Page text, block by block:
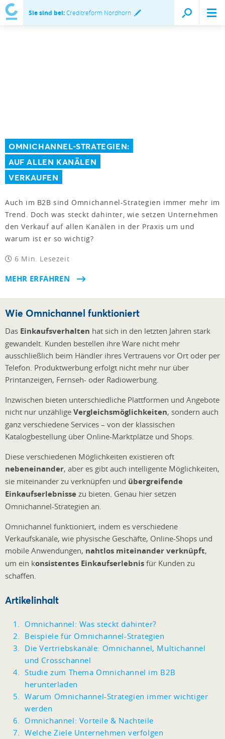
Sie sind bei:Creditreform Nordhorn
OMNICHANNEL-STRATEGIEN:
AUF ALLEN KANÄLEN
VERKAUFEN
Auch im B2B sind Omnichannel-Strategien immer mehr im
Trend. Doch was steckt dahinter, wie setzen Unternehmen
den Verkauf auf allen Kanälen in der Praxis um und
warum ist er so wichtig?
6 Min. Lesezeit
MEHR ERFAHREN
Wie Omnichannel funktioniert
Das Einkaufsverhalten hat sich in den letzten Jahren stark
gewandelt. Kunden bestellen ihre Ware nicht mehr
ausschließlich beim Händler ihres Vertrauens vor Ort oder per
Telefon. Produktwerbung erfolgt nicht mehr nur über
Printanzeigen, Fernseh- oder Radiowerbung.
Inzwischen bieten unterschiedliche Plattformen und Angebote
nicht nur unzählige Vergleichsmöglichkeiten, sondern auch
ganz verschiedene Services – von der klassischen
Katalogbestellung über Online-Marktplätze und Shops.
Diese verschiedenen Möglichkeiten existieren oft
nebeneinander, aber es gibt auch intelligente Möglichkeiten,
sie miteinander zu verknüpfen und übergreifende
Einkaufserlebnisse zu bieten. Genau hier setzen
Omnichannel-Strategien an.
Omnichannel funktioniert, indem es verschiedene
Verkaufskanäle, wie physische Geschäfte, Online-Shops und
mobile Anwendungen, nahtlos miteinander verknüpft,
um ein konsistentes Einkaufserlebnis für Kunden zu
schaffen.
Artikelinhalt
Omnichannel: Was steckt dahinter?
Beispiele für Omnichannel-Strategien
Die Vertriebskanäle: Omnichannel, Multichannel
und Crosschannel
Studie zum Thema Omnichannel im B2B
herunterladen
Warum Omnichannel-Strategien immer wichtiger
werden
Omnichannel: Vorteile & Nachteile
Welche Ziele Unternehmen verfolgen